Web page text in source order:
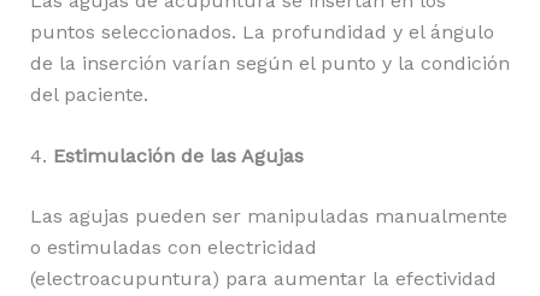
puntos seleccionados. La profundidad y el ángulo
de la inserción varían según el punto y la condición
del paciente.
4. Estimulación de las Agujas
Las agujas pueden ser manipuladas manualmente
o estimuladas con electricidad
(electroacupuntura) para aumentar la efectividad